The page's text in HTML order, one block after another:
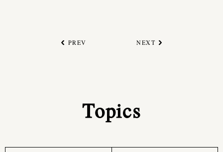
PREV NEXT
Topics